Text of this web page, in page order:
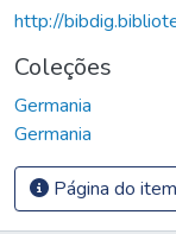
http://
Coleções
Germania
Germania
Página do